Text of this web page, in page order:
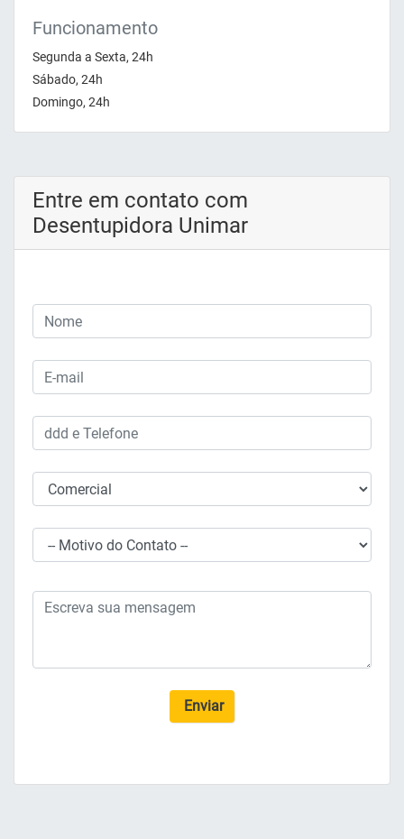
Funcionamento
Segunda a Sexta, 24h
Sábado, 24h
Domingo, 24h
Entre em contato com
Desentupidora Unimar
Enviar